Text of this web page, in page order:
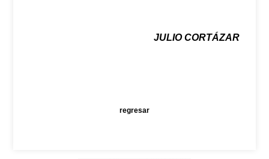
JULIO CORTÁZAR
regresar